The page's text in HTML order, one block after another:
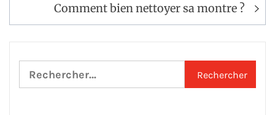
l’articleComment bien nettoyer sa montre ?
Rechercher :